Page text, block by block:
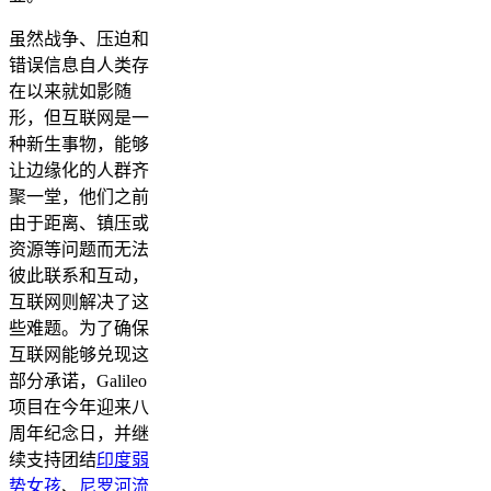
虽然战争、压迫和
错误信息自人类存
在以来就如影随
形，但互联网是一
种新生事物，能够
让边缘化的人群齐
聚一堂，他们之前
由于距离、镇压或
资源等问题而无法
彼此联系和互动，
互联网则解决了这
些难题。为了确保
互联网能够兑现这
部分承诺，Galileo
项目在今年迎来八
周年纪念日，并继
续支持团结印度弱
势女孩、 尼罗河流